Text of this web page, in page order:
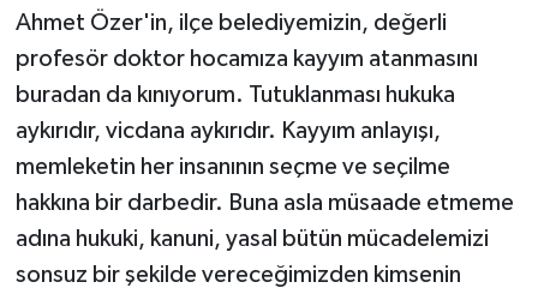
Ahmet Özer'in, ilçe belediyemizin, değerli
profesör doktor hocamıza kayyım atanmasını
buradan da kınıyorum. Tutuklanması hukuka
aykırıdır, vicdana aykırıdır. Kayyım anlayışı,
memleketin her insanının seçme ve seçilme
hakkına bir darbedir. Buna asla müsaade etmeme
adına hukuki, kanuni, yasal bütün mücadelemizi
sonsuz bir şekilde vereceğimizden kimsenin